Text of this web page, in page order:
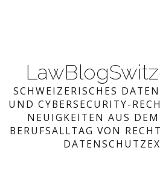
SCHWEIZERISCHES
UND CYBERSECURITY-
NEUIGKEITEN AUS
BERUFSALLTAG VON